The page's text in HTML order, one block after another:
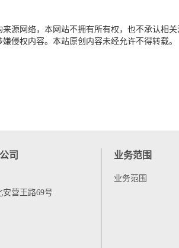
源网络，本网站不拥有所有权，也不承认相
侵权内容。本站原创内容未经允许不得转载。
司
营王路69号
业务范围
业务范围